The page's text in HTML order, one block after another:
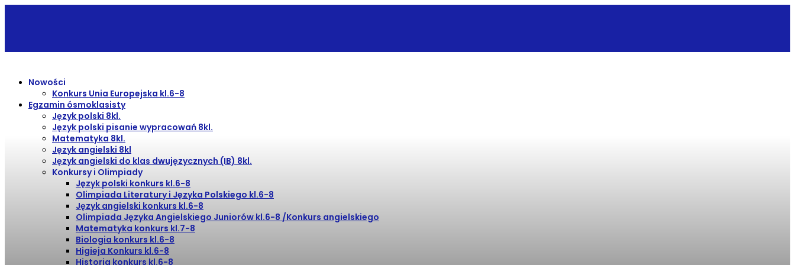
Nowości
Konkurs Unia Europejska kl.6-8
Egzamin ósmoklasisty
Język polski 8kl.
Język polski pisanie wypracowań 8kl.
Matematyka 8kl.
Język angielski 8kl
Język angielski do klas dwujęzycznych (IB) 8kl.
Konkursy i Olimpiady
Język polski konkurs kl.6-8
Olimpiada Literatury i Języka Polskiego kl.6-8
Język angielski konkurs kl.6-8
Olimpiada Języka Angielskiego Juniorów kl.6-8 /Konkurs angielskiego
Matematyka konkurs kl.7-8
Biologia konkurs kl.6-8
Higieja Konkurs kl.6-8
Historia konkurs kl.6-8